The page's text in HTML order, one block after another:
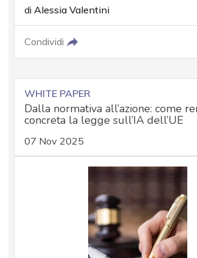
di Alessia Valentini
Condividi
WHITE PAPER
Dalla normativa all’azione: come
concreta la legge sull’IA dell’UE
07 Nov 2025